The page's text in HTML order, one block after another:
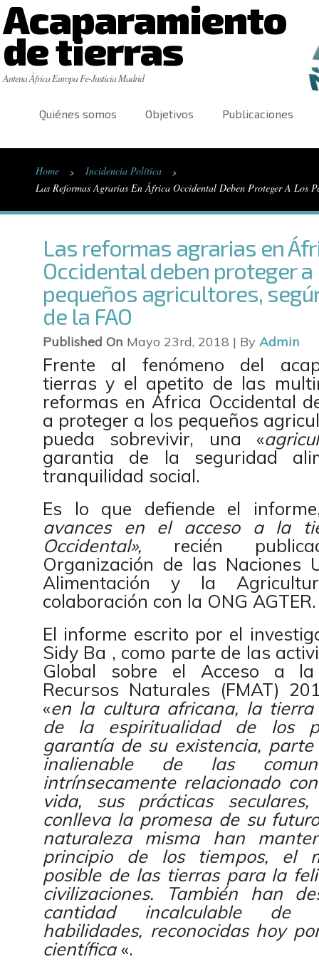
Acaparamiento
de tierras
Antena África Europa Fe-Justicia Madrid
Quiénes somos Objetivos Publicaciones
Home › Incidencia Política ›
Las Reformas Agrarias En África Occidental Deben Proteger A Los
Las reformas agrarias en
Occidental deben proteger
pequeños agricultores,
de la FAO
Published On Mayo 23rd, 2018 | By Admin
Frente al fenómeno del
tierras y el apetito de las
reformas en África Occidental
a proteger a los pequeños
pueda sobrevivir, una «
garantia de la seguridad
tranquilidad social.
Es lo que defiende el
avances en el acceso a la
Occidental», recién
Organización de las Naciones
Alimentación y la
colaboración con la ONG AGTER.
El informe escrito por el
Sidy Ba , como parte de las
Global sobre el Acceso a
Recursos Naturales (FMAT)
«en la cultura africana, la
de la espiritualidad de los
garantía de su existencia,
inalienable de las
intrínsecamente relacionado
vida, sus prácticas
conlleva la promesa de su
naturaleza misma han
principio de los tiempos, el
posible de las tierras para la
civilizaciones. También han
cantidad incalculable de
habilidades, reconocidas hoy
científica«.